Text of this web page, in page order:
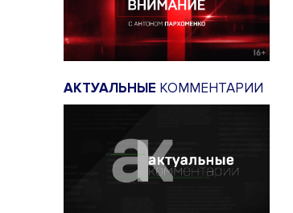
АКТУАЛЬНЫЕ КОММЕНТАРИИ